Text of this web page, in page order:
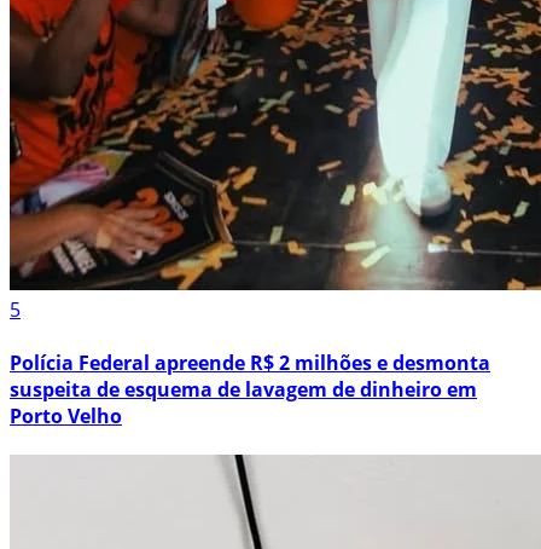
5
Polícia Federal apreende R$ 2 milhões e desmonta
suspeita de esquema de lavagem de dinheiro em
Porto Velho